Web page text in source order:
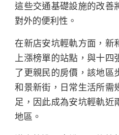
這些交通基礎設施的改善
對外的便利性。
在新店安坑輕軌方面，新
上漲榜單的站點，與十
了更親民的房價，該地區
和景新街，日常生活所需
足，因此成為安坑輕軌近
地區。